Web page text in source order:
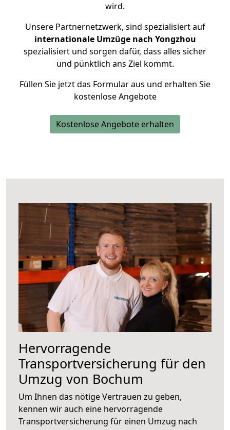
wird.
Unsere Partnernetzwerk, sind spezialisiert auf
internationale Umzüge nach Yongzhou
spezialisiert und sorgen dafür, dass alles sicher
und pünktlich ans Ziel kommt.
Füllen Sie jetzt das Formular aus und erhalten Sie
kostenlose Angebote
Kostenlose Angebote erhalten
Hervorragende
Transportversicherung für den
Umzug von Bochum
Um Ihnen das nötige Vertrauen zu geben,
kennen wir auch eine hervorragende
Transportversicherung für einen Umzug nach